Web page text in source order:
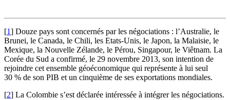
[1] Douze pays sont concernés par les négociations : l’Australie, le
Brunei, le Canada, le Chili, les Etats-Unis, le Japon, la Malaisie, le
Mexique, la Nouvelle Zélande, le Pérou, Singapour, le Viêtnam. La
Corée du Sud a confirmé, le 29 novembre 2013, son intention de
rejoindre cet ensemble géoéconomique qui représente à lui seul
30 % de son PIB et un cinquième de ses exportations mondiales.
[2] La Colombie s’est déclarée intéressée à intégrer les négociations.